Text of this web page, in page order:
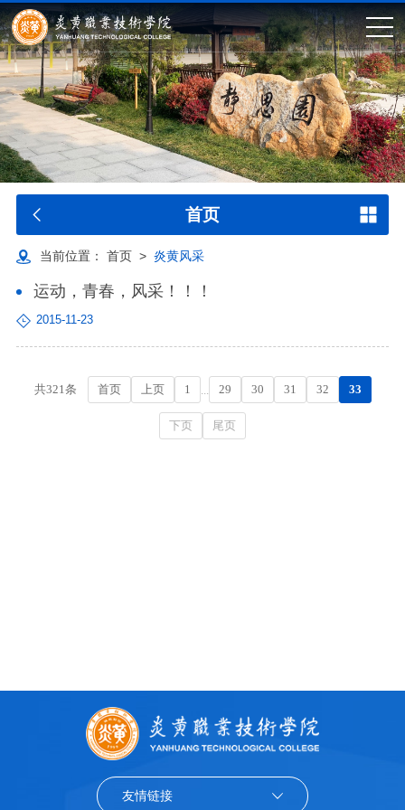
首页
当前位置： 首页> 炎黄风采
运动，青春，风采！！！
2015-11-23
共321条 首页 上页 1 ... 29 30 31 32 33
下页 尾页
友情链接